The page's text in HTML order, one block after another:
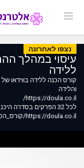
נצפו לאחרונה
עיסוי במהלך
ללידה
קורס הכנה ללידה בווידאו
והלידה
https://doula.co.il/
לכל 32 הפרקים בסדרה היכנסו עכשיו לפורטל דולה:
https://doula.co.il/קורס_הכנה_ללידה_בווידאו